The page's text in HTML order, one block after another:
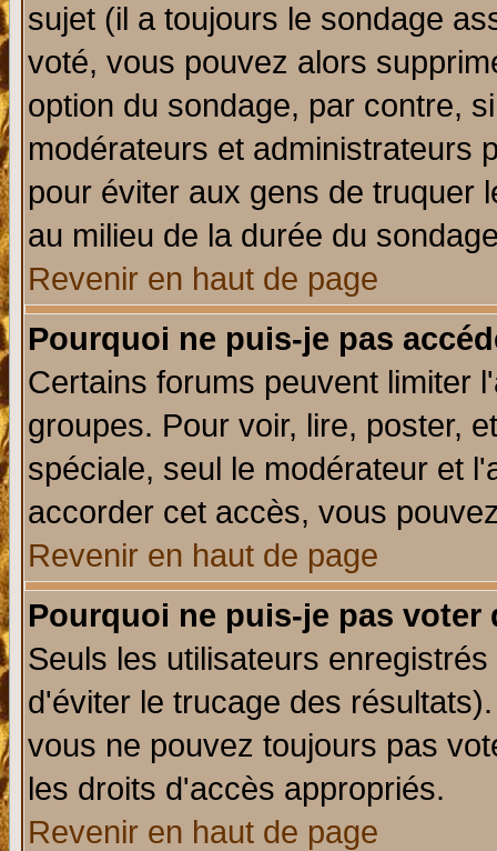
sujet (il a toujours le sondage
voté, vous pouvez alors
option du sondage, par contre,
modérateurs et administrateurs
pour éviter aux gens de truquer
au milieu de la durée du
Revenir en haut de page
Pourquoi ne puis-je pas
Certains forums peuvent limiter
groupes. Pour voir, lire, poster,
spéciale, seul le modérateur et
accorder cet accès, vous
Revenir en haut de page
Pourquoi ne puis-je pas voter
Seuls les utilisateurs
d'éviter le trucage des
vous ne pouvez toujours pas
les droits d'accès appropriés.
Revenir en haut de page